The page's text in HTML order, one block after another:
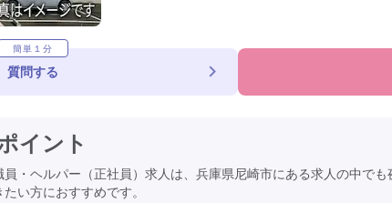
簡単１分
質問する
イント
・ヘルパー（正社員）求人は、兵庫県尼崎市にある求人の中で
い方におすすめです。